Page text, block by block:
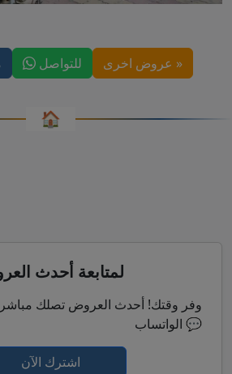
« عروض اخرى للتواصل
🏠
لمتابعة أحدث
الواتساب 💬
اشترك الآن